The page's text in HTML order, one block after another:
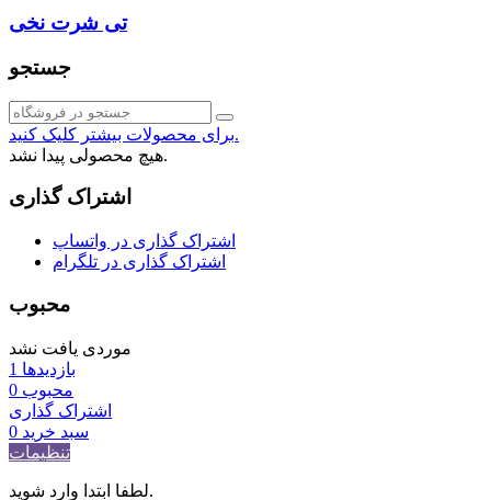
تی شرت نخی
جستجو
برای محصولات بیشتر کلیک کنید.
هیچ محصولی پیدا نشد.
اشتراک گذاری
اشتراک گذاری در واتساپ
اشتراک گذاری در تلگرام
محبوب
موردی یافت نشد
بازدیدها 1
محبوب 0
اشتراک گذاری
سبد خرید 0
تنظیمات
لطفا ابتدا وارد شوید.